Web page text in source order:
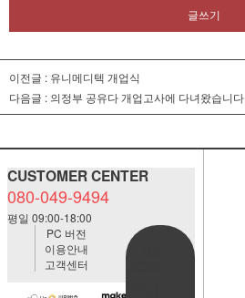
글쓰기
이전글 : 유니메디텍 개업식
다음글 : 의정부 공유다 개업고사에 다녀왔습니다
CUSTOMER CENTER
080-049-9494
평일 09:00-18:00
PC 버전
이용안내
고객센터